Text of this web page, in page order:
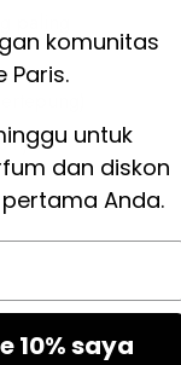
komunitas
Paris.
untuk
dan diskon
pertama Anda.
10% saya